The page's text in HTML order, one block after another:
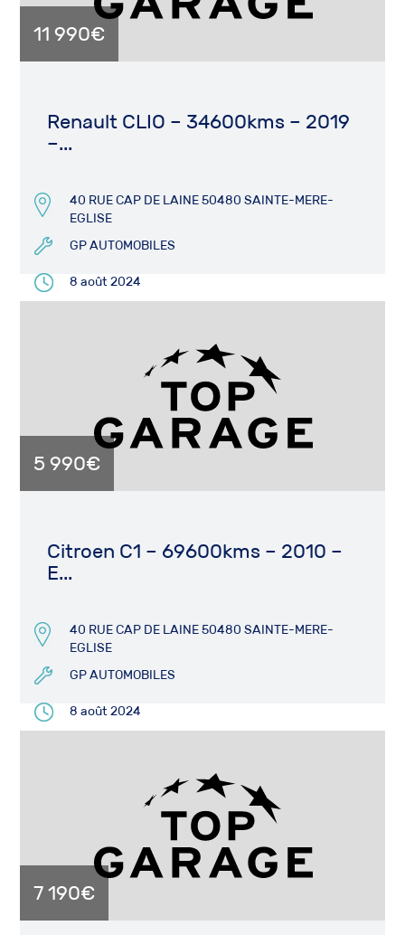
11 990€
Renault CLIO – 34600kms – 2019
–...
40 RUE CAP DE LAINE 50480 SAINTE-MERE-
EGLISE
GP AUTOMOBILES
8 août 2024
5 990€
Citroen C1 – 69600kms – 2010 –
E...
40 RUE CAP DE LAINE 50480 SAINTE-MERE-
EGLISE
GP AUTOMOBILES
8 août 2024
7 190€